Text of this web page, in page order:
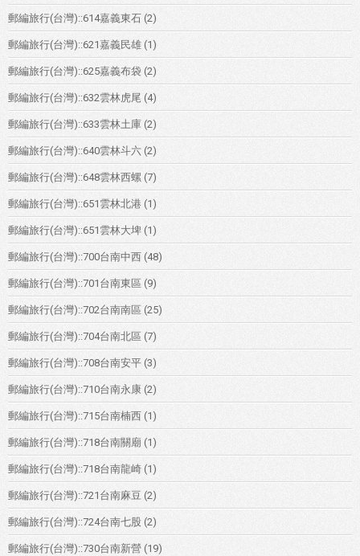
郵編旅行(台灣)::614嘉義東石 (2)
郵編旅行(台灣)::621嘉義民雄 (1)
郵編旅行(台灣)::625嘉義布袋 (2)
郵編旅行(台灣)::632雲林虎尾 (4)
郵編旅行(台灣)::633雲林土庫 (2)
郵編旅行(台灣)::640雲林斗六 (2)
郵編旅行(台灣)::648雲林西螺 (7)
郵編旅行(台灣)::651雲林北港 (1)
郵編旅行(台灣)::651雲林大埤 (1)
郵編旅行(台灣)::700台南中西 (48)
郵編旅行(台灣)::701台南東區 (9)
郵編旅行(台灣)::702台南南區 (25)
郵編旅行(台灣)::704台南北區 (7)
郵編旅行(台灣)::708台南安平 (3)
郵編旅行(台灣)::710台南永康 (2)
郵編旅行(台灣)::715台南楠西 (1)
郵編旅行(台灣)::718台南關廟 (1)
郵編旅行(台灣)::718台南龍崎 (1)
郵編旅行(台灣)::721台南麻豆 (2)
郵編旅行(台灣)::724台南七股 (2)
郵編旅行(台灣)::730台南新營 (19)